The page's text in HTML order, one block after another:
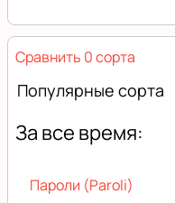
Сравнить 0 сорта
Популярные сорта
За все время:
Пароли (Paroli)